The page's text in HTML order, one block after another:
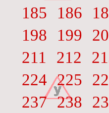
185
186
198
199
211
212
224 225
237 238